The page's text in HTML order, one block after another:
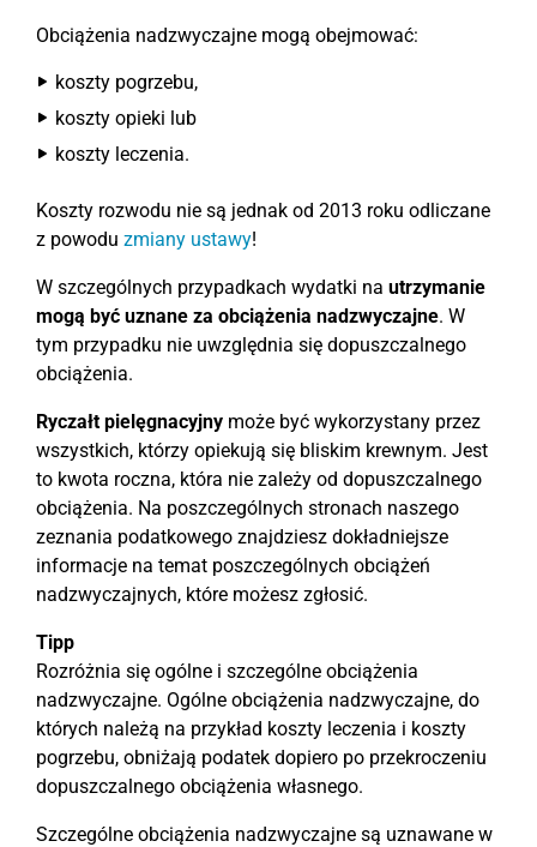
Obciążenia nadzwyczajne mogą obejmować:
koszty pogrzebu,
koszty opieki lub
koszty leczenia.
Koszty rozwodu nie są jednak od 2013 roku odliczane
z powodu zmiany ustawy!
W szczególnych przypadkach wydatki na utrzymanie
mogą być uznane za obciążenia nadzwyczajne. W
tym przypadku nie uwzględnia się dopuszczalnego
obciążenia.
Ryczałt pielęgnacyjny może być wykorzystany przez
wszystkich, którzy opiekują się bliskim krewnym. Jest
to kwota roczna, która nie zależy od dopuszczalnego
obciążenia. Na poszczególnych stronach naszego
zeznania podatkowego znajdziesz dokładniejsze
informacje na temat poszczególnych obciążeń
nadzwyczajnych, które możesz zgłosić.
Tipp
Rozróżnia się ogólne i szczególne obciążenia
nadzwyczajne. Ogólne obciążenia nadzwyczajne, do
których należą na przykład koszty leczenia i koszty
pogrzebu, obniżają podatek dopiero po przekroczeniu
dopuszczalnego obciążenia własnego.
Szczególne obciążenia nadzwyczajne są uznawane w